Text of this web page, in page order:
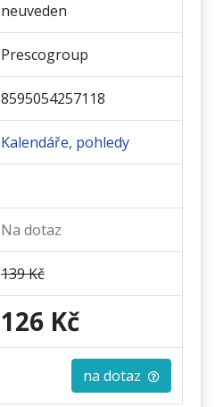
neuveden
Prescogroup
8595054257118
Kalendáře, pohledy
Na dotaz
139 Kč
126 Kč
na dotaz